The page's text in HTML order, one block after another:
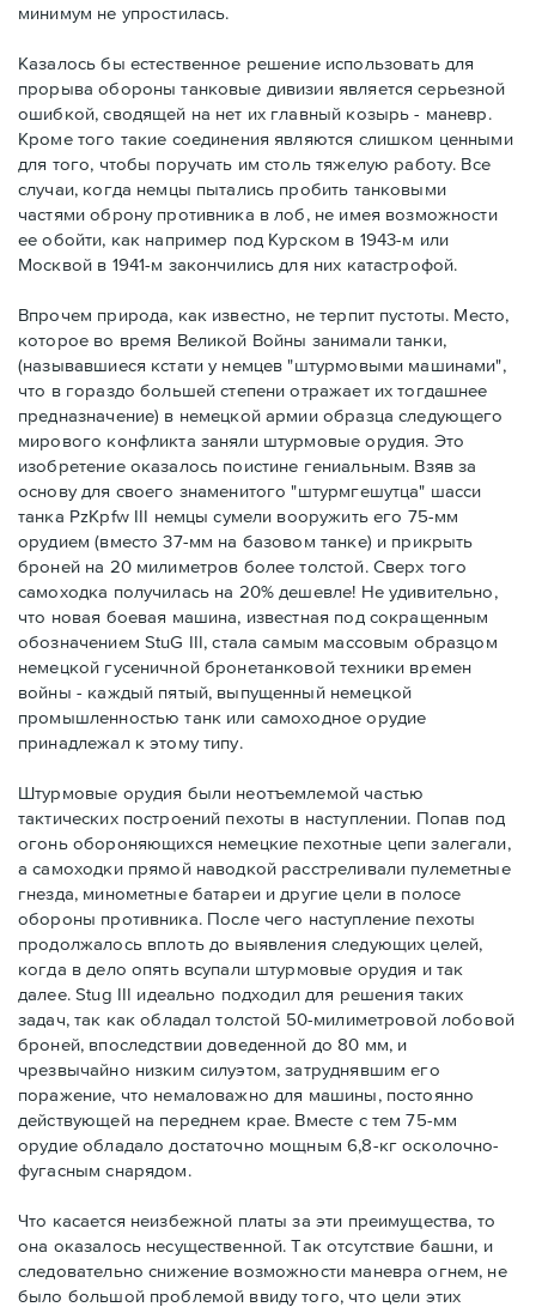
минимум не упростилась.
Казалось бы естественное решение использовать для
прорыва обороны танковые дивизии является серьезной
ошибкой, сводящей на нет их главный козырь - маневр.
Кроме того такие соединения являются слишком ценными
для того, чтобы поручать им столь тяжелую работу. Все
случаи, когда немцы пытались пробить танковыми
частями оброну противника в лоб, не имея возможности
ее обойти, как например под Курском в 1943-м или
Москвой в 1941-м закончились для них катастрофой.
Впрочем природа, как известно, не терпит пустоты. Место,
которое во время Великой Войны занимали танки,
(называвшиеся кстати у немцев "штурмовыми машинами",
что в гораздо большей степени отражает их тогдашнее
предназначение) в немецкой армии образца следующего
мирового конфликта заняли штурмовые орудия. Это
изобретение оказалось поистине гениальным. Взяв за
основу для своего знаменитого "штурмгешутца" шасси
танка PzKpfw III немцы сумели вооружить его 75-мм
орудием (вместо 37-мм на базовом танке) и прикрыть
броней на 20 милиметров более толстой. Сверх того
самоходка получилась на 20% дешевле! Не удивительно,
что новая боевая машина, известная под сокращенным
обозначением StuG III, стала самым массовым образцом
немецкой гусеничной бронетанковой техники времен
войны - каждый пятый, выпущенный немецкой
промышленностью танк или самоходное орудие
принадлежал к этому типу.
Штурмовые орудия были неотъемлемой частью
тактических построений пехоты в наступлении. Попав под
огонь обороняющихся немецкие пехотные цепи залегали,
а самоходки прямой наводкой расстреливали пулеметные
гнезда, минометные батареи и другие цели в полосе
обороны противника. После чего наступление пехоты
продолжалось вплоть до выявления следующих целей,
когда в дело опять всупали штурмовые орудия и так
далее. Stug III идеально подходил для решения таких
задач, так как обладал толстой 50-милиметровой лобовой
броней, впоследствии доведенной до 80 мм, и
чрезвычайно низким силуэтом, затруднявшим его
поражение, что немаловажно для машины, постоянно
действующей на переднем крае. Вместе с тем 75-мм
орудие обладало достаточно мощным 6,8-кг осколочно-
фугасным снарядом.
Что касается неизбежной платы за эти преимущества, то
она оказалось несущественной. Так отсутствие башни, и
следовательно снижение возможности маневра огнем, не
было большой проблемой ввиду того, что цели этих